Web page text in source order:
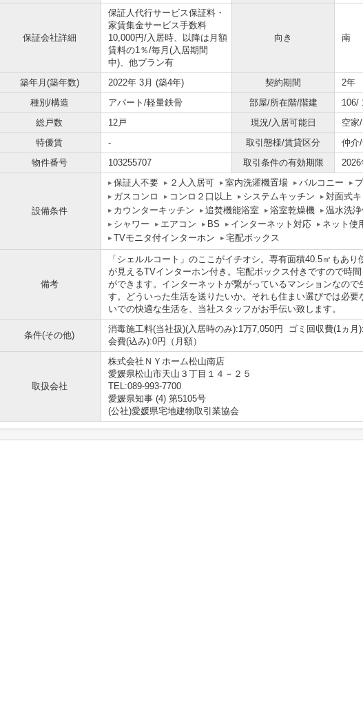
保証会社詳細
保証人代行サービス保証料・
家賃集金サービス手数料
10,000円/入居時、以降は月額
賃料の1％/毎月(入居期間
中)、他プラン有
向き 南
築年月(築年数) 2022年 3月 (築4年) 契約期間
2年
種別/構造
アパート/軽量鉄骨 部屋/所在階/階建
106/
総戸数
12戸 現況/入居可能日
空家
特優賃
- 取引態様/賃貸区分
仲介
物件番号
103255707 取引条件の有効期限 2026
設備条件
保証人不要 ２人入居可 室内洗濯機置場 バルコニー
ガスコンロ
コンロ２口以上 システムキッチン
対面式
カウンターキッチン
追焚機能浴室 浴室乾燥機 温水洗
シャワー
エアコン BS インターネット対応
ネット使
TVモニタ付インターホン
宅配ボックス
備考
「シェルルコート」のここがイチオシ。専有面積40.5㎡もあ
が見えるTVインターホン付き。宅配ボックス付きですので時
ができます。インターネットが繋がっているマンションなので
す。どういった生活を送りたいか。それも住まい選びでは必要
いでの快適な生活を、当社スタッフがお手伝い致します。
条件(その他)
消毒施工料(当社扱)(入居時のみ):1万7,050円 ゴミ回収費(1ヵ
会費(込み):0円（月額）
取扱会社
株式会社ＮＹホーム松山南店
愛媛県松山市天山３丁目１４－２５
TEL:089-993-7700
愛媛県知事 (4) 第5105号
(公社)愛媛県宅地建物取引業協会